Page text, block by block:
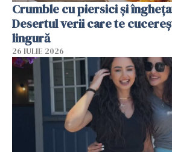
Crumble cu piersici și
Desertul verii care te
lingură
26 IULIE 2026